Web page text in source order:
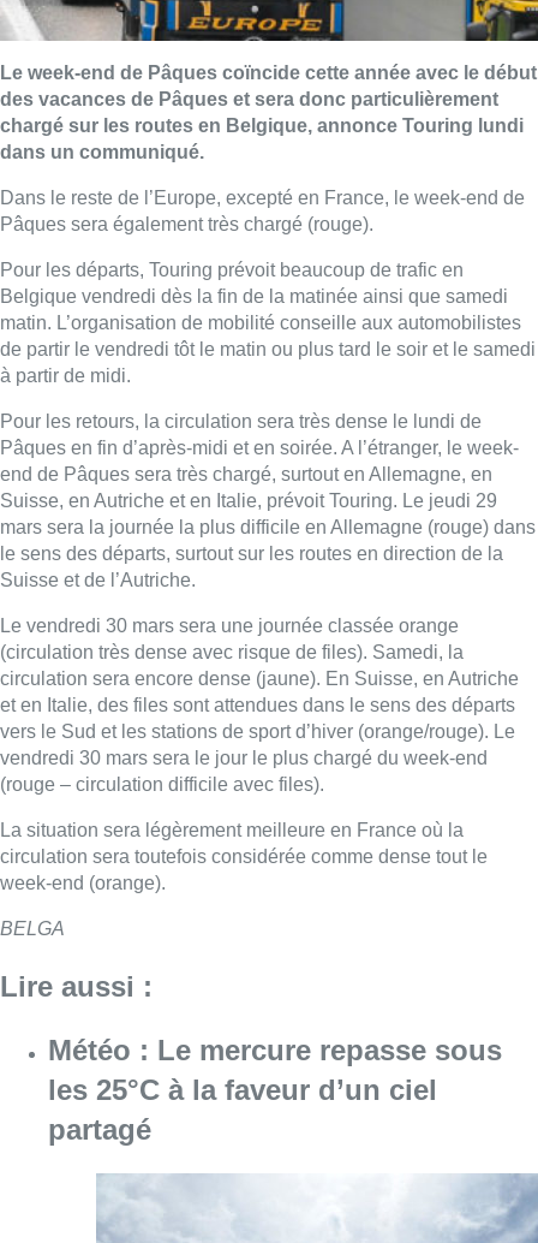
Le week-end de Pâques coïncide cette année avec le début
des vacances de Pâques et sera donc particulièrement
chargé sur les routes en Belgique, annonce Touring lundi
dans un communiqué.
Dans le reste de l’Europe, excepté en France, le week-end de
Pâques sera également très chargé (rouge).
Pour les départs, Touring prévoit beaucoup de trafic en
Belgique vendredi dès la fin de la matinée ainsi que samedi
matin. L’organisation de mobilité conseille aux automobilistes
de partir le vendredi tôt le matin ou plus tard le soir et le samedi
à partir de midi.
Pour les retours, la circulation sera très dense le lundi de
Pâques en fin d’après-midi et en soirée. A l’étranger, le week-
end de Pâques sera très chargé, surtout en Allemagne, en
Suisse, en Autriche et en Italie, prévoit Touring. Le jeudi 29
mars sera la journée la plus difficile en Allemagne (rouge) dans
le sens des départs, surtout sur les routes en direction de la
Suisse et de l’Autriche.
Le vendredi 30 mars sera une journée classée orange
(circulation très dense avec risque de files). Samedi, la
circulation sera encore dense (jaune). En Suisse, en Autriche
et en Italie, des files sont attendues dans le sens des départs
vers le Sud et les stations de sport d’hiver (orange/rouge). Le
vendredi 30 mars sera le jour le plus chargé du week-end
(rouge – circulation difficile avec files).
La situation sera légèrement meilleure en France où la
circulation sera toutefois considérée comme dense tout le
week-end (orange).
BELGA
Lire aussi :
Météo : Le mercure repasse sous
les 25°C à la faveur d’un ciel
partagé